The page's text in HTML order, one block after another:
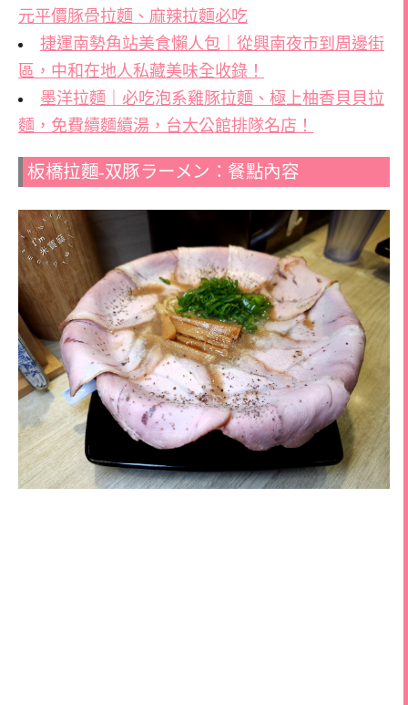
元平價豚骨拉麵、麻辣拉麵必吃
捷運南勢角站美食懶人包｜從興南夜市到周邊街
區，中和在地人私藏美味全收錄！
墨洋拉麵｜必吃泡系雞豚拉麵、極上柚香貝貝拉
麵，免費續麵續湯，台大公館排隊名店！
板橋拉麵-双豚ラーメン：餐點內容